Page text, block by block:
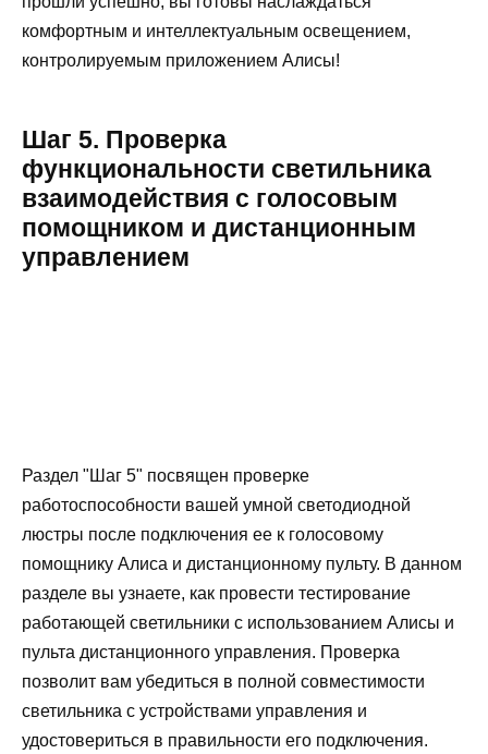
комфортным и интеллектуальным освещением,
контролируемым приложением Алисы!
Шаг 5. Проверка
функциональности светильника
взаимодействия с голосовым
помощником и дистанционным
управлением
Раздел "Шаг 5" посвящен проверке
работоспособности вашей умной светодиодной
люстры после подключения ее к голосовому
помощнику Алиса и дистанционному пульту. В данном
разделе вы узнаете, как провести тестирование
работающей светильники с использованием Алисы и
пульта дистанционного управления. Проверка
позволит вам убедиться в полной совместимости
светильника с устройствами управления и
удостовериться в правильности его подключения.